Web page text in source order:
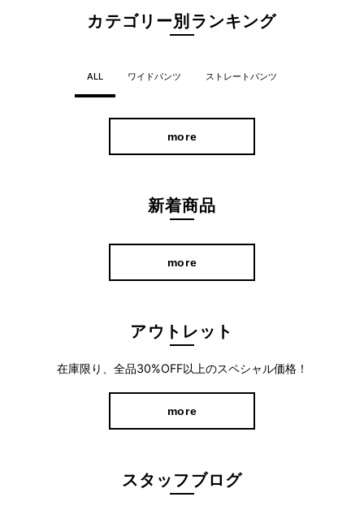
独自のパターンカッティングで、脚が前に出やすいように設計し
きり見せながらも、ストレスフリーに着用していただけます。
ったり。
糸の中側を空洞にした「中空糸」を使用しているので、見た目よ
カテゴリー別ランキング
ALL ワイドパンツ ストレートパンツ
more
新着商品
more
アウトレット
在庫限り、全品30%OFF以上のスペシャル価格！
more
スタッフブログ